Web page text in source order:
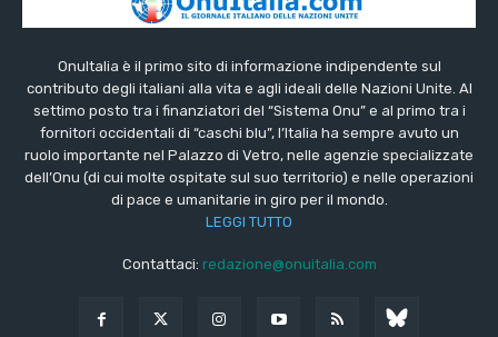
OnuItalia è il primo sito di informazione indipendente sul
contributo degli italiani alla vita e agli ideali delle Nazioni Unite. Al
settimo posto tra i finanziatori del “Sistema Onu” e al primo tra i
fornitori occidentali di “caschi blu”, l’Italia ha sempre avuto un
ruolo importante nel Palazzo di Vetro, nelle agenzie specializzate
dell’Onu (di cui molte ospitate sul suo territorio) e nelle operazioni
di pace e umanitarie in giro per il mondo.
LEGGI TUTTO
Contattaci: redazione@onuitalia.com